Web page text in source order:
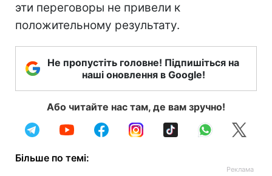
эти переговоры не привели к
положительному результату.
Не пропустіть головне! Підпишіться на
наші оновлення в Google!
Або читайте нас там, де вам зручно!
Більше по темі: